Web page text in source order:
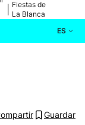
Fiestas de
La Blanca
ES
Guardar